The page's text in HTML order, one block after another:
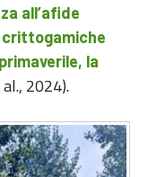
all’afide
crittogamiche
la
2024).